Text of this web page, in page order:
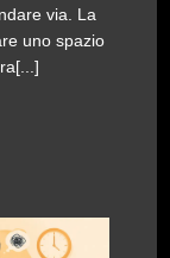
via. La
uno spazio